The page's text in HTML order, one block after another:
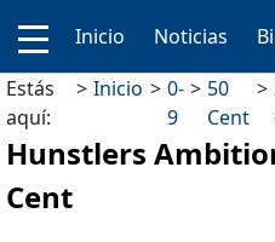
Inicio Noticias
Estás
aquí:
Inicio
0-
9
50
Cent
Hunstlers
Cent